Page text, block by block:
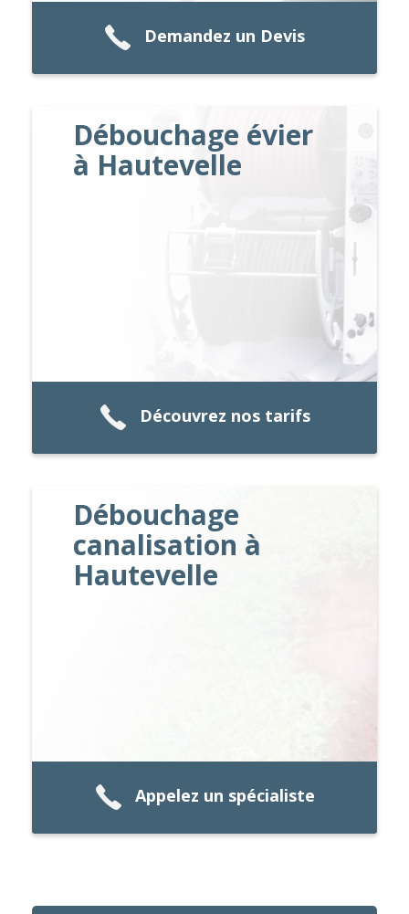
Demandez un Devis
Débouchage évier
à Hautevelle
Découvrez nos tarifs
Débouchage
canalisation à
Hautevelle
Appelez un spécialiste